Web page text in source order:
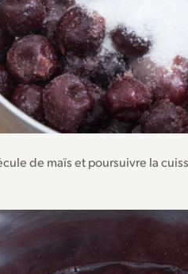
de maïs et poursuivre la